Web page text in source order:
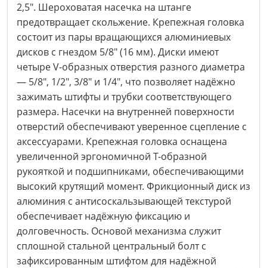
2,5". Шероховатая насечка на штанге
предотвращает скольжение. Крепежная головка
состоит из пары вращающихся алюминиевых
дисков с гнездом 5/8" (16 мм). Диски имеют
четыре V-образных отверстия разного диаметра
— 5/8", 1/2", 3/8" и 1/4", что позволяет надёжно
зажимать штифты и трубки соответствующего
размера. Насечки на внутренней поверхности
отверстий обеспечивают уверенное сцепление с
аксессуарами. Крепежная головка оснащена
увеличенной эргономичной Т-образной
рукояткой и подшипниками, обеспечивающими
высокий крутящий момент. Фрикционный диск из
алюминия с антисоскальзывающей текстурой
обеспечивает надёжную фиксацию и
долговечность. Основой механизма служит
сплошной стальной центральный болт с
зафиксированным штифтом для надёжной